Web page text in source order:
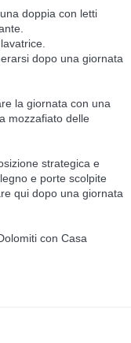
doppia con letti
dopo una giornata
la giornata con una
mozzafiato delle
strategica e
e porte scolpite
qui dopo una giornata
con Casa